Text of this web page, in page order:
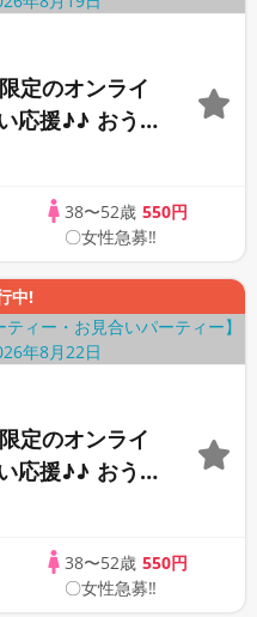
定のオンライ
応援♪♪ おう
の方が対象
38〜52歳 550円
〇女性急募‼
中!
定のオンライ
応援♪♪ おう
の方が対象
38〜52歳 550円
〇女性急募‼